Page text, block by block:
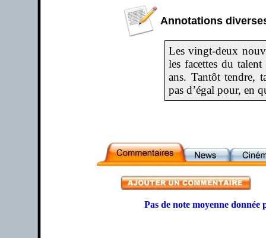
Annotations
Les vingt-deux
les facettes du
ans. Tantôt tendre,
pas d’égal pour, en
Pas de note moyenne